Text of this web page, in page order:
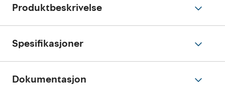
Produktbeskrivelse
Spesifikasjoner
Dokumentasjon